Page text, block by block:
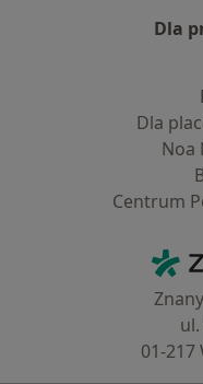
Dla
Dla
Noa
Centrum
01-217